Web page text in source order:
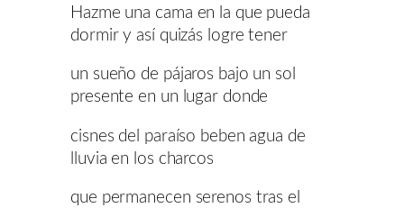
Hazme una cama en la que pueda
dormir y así quizás logre tener
un sueño de pájaros bajo un sol
presente en un lugar donde
cisnes del paraíso beben agua de
lluvia en los charcos
que permanecen serenos tras el